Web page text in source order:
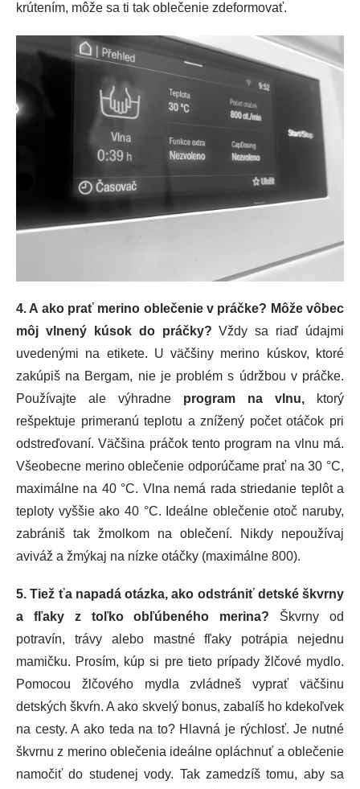
krútením, môže sa ti tak oblečenie zdeformovať.
4. A ako prať merino oblečenie v práčke? Môže vôbec
môj vlnený kúsok do práčky? Vždy sa riaď údajmi
uvedenými na etikete. U väčšiny merino kúskov, ktoré
zakúpiš na Bergam, nie je problém s údržbou v práčke.
Používajte ale výhradne program na vlnu, ktorý
rešpektuje primeranú teplotu a znížený počet otáčok pri
odstreďovaní. Väčšina práčok tento program na vlnu má.
Všeobecne merino oblečenie odporúčame prať na 30 °C,
maximálne na 40 °C. Vlna nemá rada striedanie teplôt a
teploty vyššie ako 40 °C. Ideálne oblečenie otoč naruby,
zabrániš tak žmolkom na oblečení. Nikdy nepoužívaj
aviváž a žmýkaj na nízke otáčky (maximálne 800).
5. Tiež ťa napadá otázka, ako odstrániť detské škvrny
a fľaky z toľko obľúbeného merina? Škvrny od
potravín, trávy alebo mastné fľaky potrápia nejednu
mamičku. Prosím, kúp si pre tieto prípady žlčové mydlo.
Pomocou žlčového mydla zvládneš vyprať väčšinu
detských škvŕn. A ako skvelý bonus, zabalíš ho kdekoľvek
na cesty. A ako teda na to? Hlavná je rýchlosť. Je nutné
škvrnu z merino oblečenia ideálne opláchnuť a oblečenie
namočiť do studenej vody. Tak zamedzíš tomu, aby sa